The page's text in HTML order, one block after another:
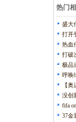
热门
盛大
打开
热血
打破
极品
呼唤
【
没创
fifa
37金